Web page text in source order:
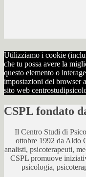
Utilizziamo i cookie
che tu possa avere la
questo elemento o
impostazioni del browser
sito web
CSPL fondato
Il Centro Studi di
ottobre 1992 da Aldo
analisti, psicoterapeuti,
CSPL promuove
psicologia,